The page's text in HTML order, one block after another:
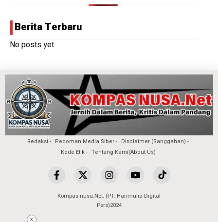
Berita Terbaru
No posts yet.
Redaksi Pedoman Media Siber
Disclaimer (Sanggahan)
Kode Etik
Tentang Kami(About Us)
Kompas nusa.Net. (PT. Harimulia Digital
Pers)2024